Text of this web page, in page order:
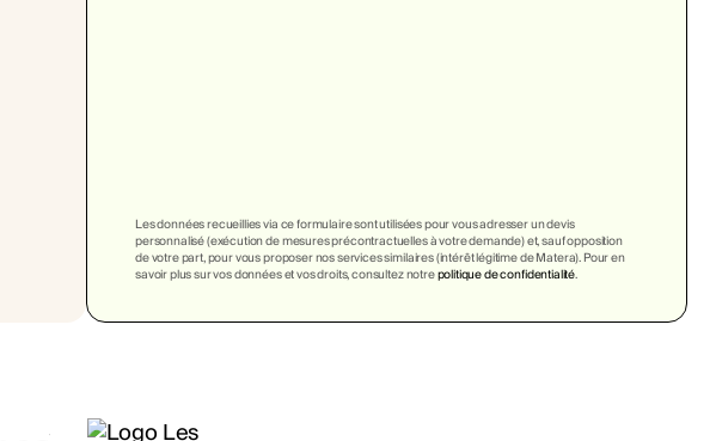
Les données recueillies via ce formulaire sont utilisées pour vous adresser un devis
personnalisé (exécution de mesures précontractuelles à votre demande) et, sauf opposition
de votre part, pour vous proposer nos services similaires (intérêt légitime de Matera). Pour en
savoir plus sur vos données et vos droits, consultez notrepolitique de confidentialité.